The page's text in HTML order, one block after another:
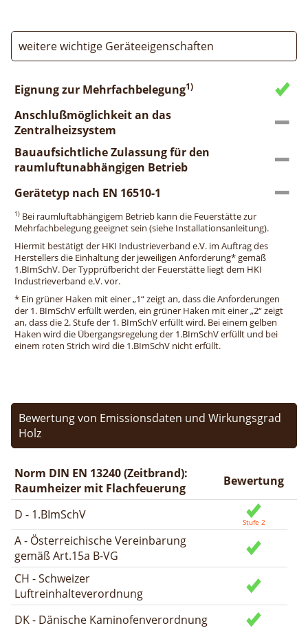
weitere wichtige Geräteeigenschaften
Eignung zur Mehrfachbelegung1)
Anschlußmöglichkeit an das
Zentralheizsystem
Bauaufsichtliche Zulassung für den
raumluftunabhängigen Betrieb
Gerätetyp nach EN 16510-1
1) Bei raumluftabhängigem Betrieb kann die Feuerstätte zur
Mehrfachbelegung geeignet sein (siehe Installationsanleitung).
Hiermit bestätigt der HKI Industrieverband e.V. im Auftrag des
Herstellers die Einhaltung der jeweiligen Anforderung* gemäß
1.BImSchV. Der Typprüfbericht der Feuerstätte liegt dem HKI
Industrieverband e.V. vor.
* Ein grüner Haken mit einer „1“ zeigt an, dass die Anforderungen
der 1. BImSchV erfüllt werden, ein grüner Haken mit einer „2“ zeigt
an, dass die 2. Stufe der 1. BImSchV erfüllt wird. Bei einem gelben
Haken wird die Übergangsregelung der 1.BImSchV erfüllt und bei
einem roten Strich wird die 1.BImSchV nicht erfüllt.
Bewertung von Emissionsdaten und Wirkungsgrad
Holz
Norm DIN EN 13240 (Zeitbrand):
Raumheizer mit Flachfeuerung
Bewertung
D - 1.BImSchV
A - Österreichische Vereinbarung
gemäß Art.15a B-VG
CH - Schweizer
Luftreinhalteverordnung
DK - Dänische Kaminofenverordnung